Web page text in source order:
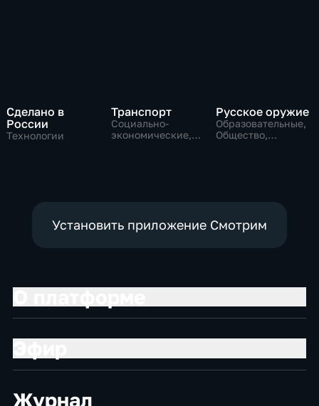
Сделано в
России
Технологии
Транспорт
Социально-
экономические,
Русское оружие
Образовательные,
Общество,
Установить приложение Смотрим
Журнал